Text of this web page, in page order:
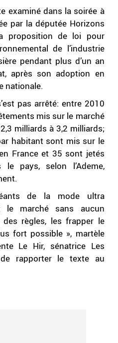
examiné dans la soirée à
par la députée Horizons
proposition de loi pour
de l’industrie
pendant plus d’un an
après son adoption en
nationale.
pas arrêté: entre 2010
mis sur le marché
milliards à 3,2 milliards;
habitant sont mis sur le
France et 35 sont jetés
pays, selon l’Ademe,
de la mode ultra
le marché sans aucun
règles, les frapper le
fort possible », martèle
Le Hir, sénatrice Les
de rapporter le texte au